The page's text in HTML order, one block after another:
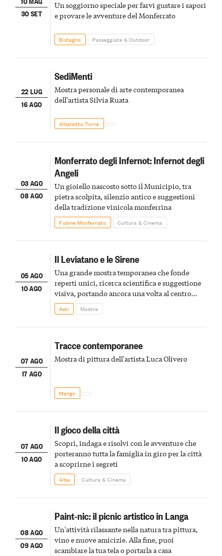
30 SET
Un soggiorno speciale per farvi gustare i sapori
e provare le avventure del Monferrato
Bistagno Passeggiate & Outdoor
22 LUG
16 AGO
SediMenti
Mostra personale di arte contemporanea
dell'artista Silvia Ruata
Albaretto Torre
03 AGO
08 AGO
Monferrato degli Infernot: Infernot degli
Angeli
Un gioiello nascosto sotto il Municipio, tra
pietra scolpita, silenzio antico e suggestioni
della tradizione vinicola monferrina
Fubine Monferrato Cultura & Cinema
05 AGO
10 AGO
Il Leviatano e le Sirene
Una grande mostra temporanea che fonde
reperti unici, ricerca scientifica e suggestione
visiva, portando ancora una volta al centro
della scena le meraviglie del passato astigiano
Asti Mostre
07 AGO
17 AGO
Tracce contemporanee
Mostra di pittura dell'artista Luca Olivero
Mango
07 AGO
10 AGO
Il gioco della città
Scopri, indaga e risolvi con le avventure che
porteranno tutta la famiglia in giro per la città
a scoprirne i segreti
Alba Cultura & Cinema
08 AGO
09 AGO
Paint-nic: il picnic artistico in Langa
Un'attività rilassante nella natura tra pittura,
vino e nuove amicizie. Alla fine, puoi
scambiare la tua tela o portarla a casa